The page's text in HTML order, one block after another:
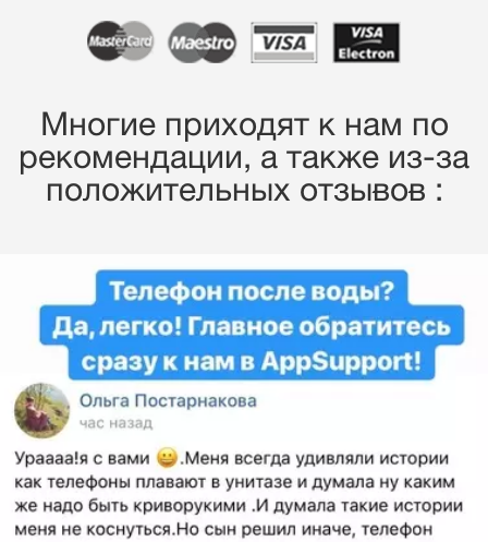
Многие приходят к нам по
рекомендации, a также из-за
положительных отзывов :